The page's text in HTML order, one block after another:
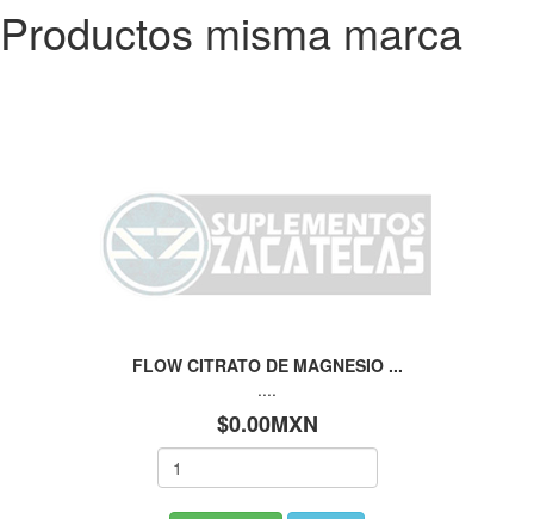
Productos misma marca
FLOW CITRATO DE MAGNESIO ...
....
$0.00MXN